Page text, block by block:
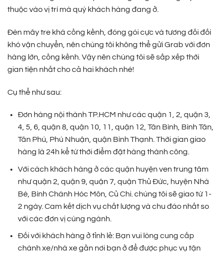
thuộc vào vị trí mà quý khách hàng đang ở.
Đèn mây tre khá cồng kềnh, đóng gói cực và tương đối đối
khó vận chuyển, nên chúng tôi không thể gửi Grab với đơn
hàng lớn, cồng kềnh. Vậy nên chúng tôi sẽ sắp xếp thời
gian tiện nhất cho cả hai khách nhé!
Cụ thể như sau:
Đơn hàng nội thành TP.HCM như các quận 1, 2, quận 3,
4, 5, 6, quận 8, quận 10, 11, quận 12, Tân Bình, Bình Tân,
Tân Phú, Phú Nhuận, quận Bình Thạnh. Thời gian giao
hàng là 24h kể từ thời điểm đặt hàng thành công.
Với cách khách hàng ở các quận huyện ven trung tâm
như quận 2, quận 9, quận 7, quận Thủ Đức, huyện Nhà
Bè, Bình Chánh Hóc Môn, Củ Chi. chúng tôi sẽ giao từ 1-
2 ngày. Cam kết dịch vụ chất lượng và chu đáo nhất so
với các đơn vị cùng ngành.
Đối với khách hàng ở tỉnh lẻ: Bạn vui lòng cung cấp
chành xe/nhà xe gần nơi bạn ở để được phục vụ tận